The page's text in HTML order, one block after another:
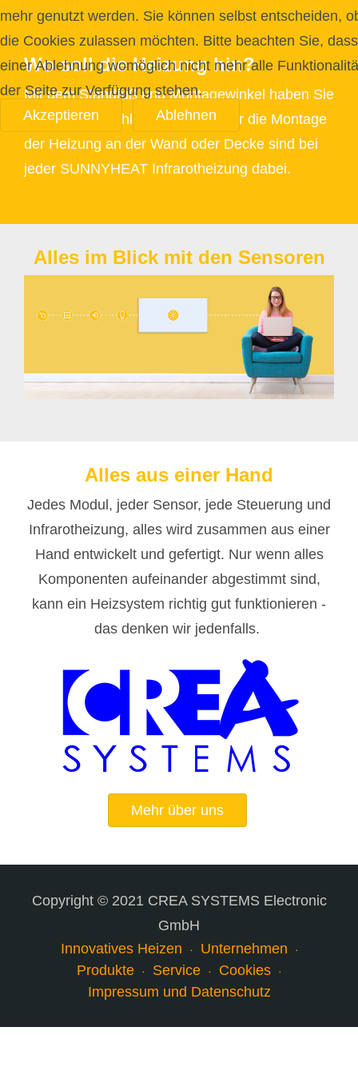
Wo soll die Heizung hin?
Mit dem Standfuß und Montagewinkel haben Sie
die freie Auswahl. Montagesets für die Montage
der Heizung an der Wand oder Decke sind bei
jeder SUNNYHEAT Infrarotheizung dabei.
Alles im Blick mit den Sensoren
Alles aus einer Hand
Jedes Modul, jeder Sensor, jede Steuerung und
Infrarotheizung, alles wird zusammen aus einer
Hand entwickelt und gefertigt. Nur wenn alles
Komponenten aufeinander abgestimmt sind,
kann ein Heizsystem richtig gut funktionieren -
das denken wir jedenfalls.
Mehr über uns
Copyright © 2021 CREA SYSTEMS Electronic
GmbH
Innovatives Heizen
Unternehmen
Produkte
Service
Cookies
Impressum und Datenschutz
mehr genutzt werden. Sie können selbst entscheiden,
die Cookies zulassen möchten. Bitte beachten Sie,
einer Ablehnung womöglich nicht mehr alle
der Seite zur Verfügung stehen.
Akzeptieren
Ablehnen